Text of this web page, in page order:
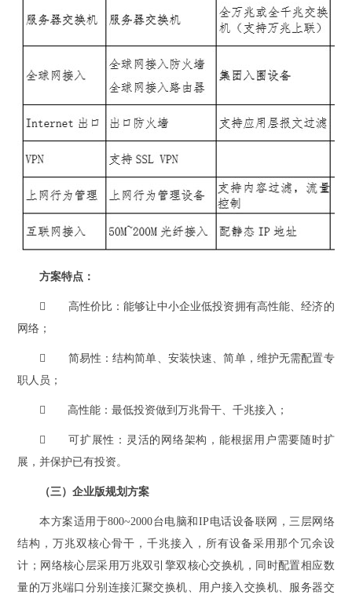
方案特点：

高性价比：能够让中小企业低投资拥有高性能、经济的
网络；

简易性：结构简单、安装快速、简单，维护无需配置专
职人员；
 高性能：最低投资做到万兆骨干、千兆接入；

可扩展性：灵活的网络架构，能根据用户需要随时扩
展，并保护已有投资。
（三）企业版规划方案
本方案适用于800~2000台电脑和IP电话设备联网，三层网络
结构，万兆双核心骨干，千兆接入，所有设备采用那个冗余设
计；网络核心层采用万兆双引擎双核心交换机，同时配置相应数
量的万兆端口分别连接汇聚交换机、用户接入交换机、服务器交